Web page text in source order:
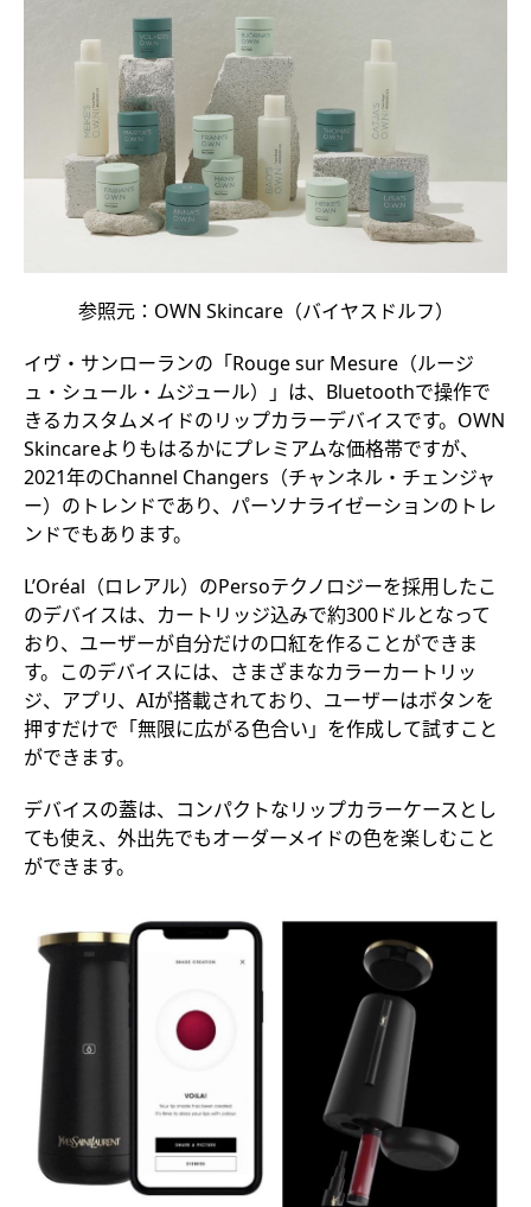
参照元：OWN Skincare（バイヤスドルフ）
イヴ・サンローランの「Rouge sur Mesure（ルージ
ュ・シュール・ムジュール）」は、Bluetoothで操作で
きるカスタムメイドのリップカラーデバイスです。OWN
Skincareよりもはるかにプレミアムな価格帯ですが、
2021年のChannel Changers（チャンネル・チェンジャ
ー）のトレンドであり、パーソナライゼーションのトレ
ンドでもあります。
L’Oréal（ロレアル）のPersoテクノロジーを採用したこ
のデバイスは、カートリッジ込みで約300ドルとなって
おり、ユーザーが自分だけの口紅を作ることができま
す。このデバイスには、さまざまなカラーカートリッ
ジ、アプリ、AIが搭載されており、ユーザーはボタンを
押すだけで「無限に広がる色合い」を作成して試すこと
ができます。
デバイスの蓋は、コンパクトなリップカラーケースとし
ても使え、外出先でもオーダーメイドの色を楽しむこと
ができます。